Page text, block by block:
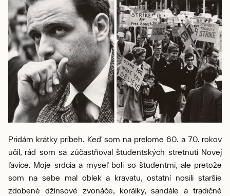
Pridám krátky príbeh. Keď som na prelome 60. a 70. rokov
učil, rád som sa zúčastňoval študentských stretnutí Novej
ľavice. Moje srdcia a myseľ boli so študentmi, ale pretože
som na sebe mal oblek a kravatu, ostatní nosili staršie
zdobené džínsové zvonáče, korálky, sandále a tradičné